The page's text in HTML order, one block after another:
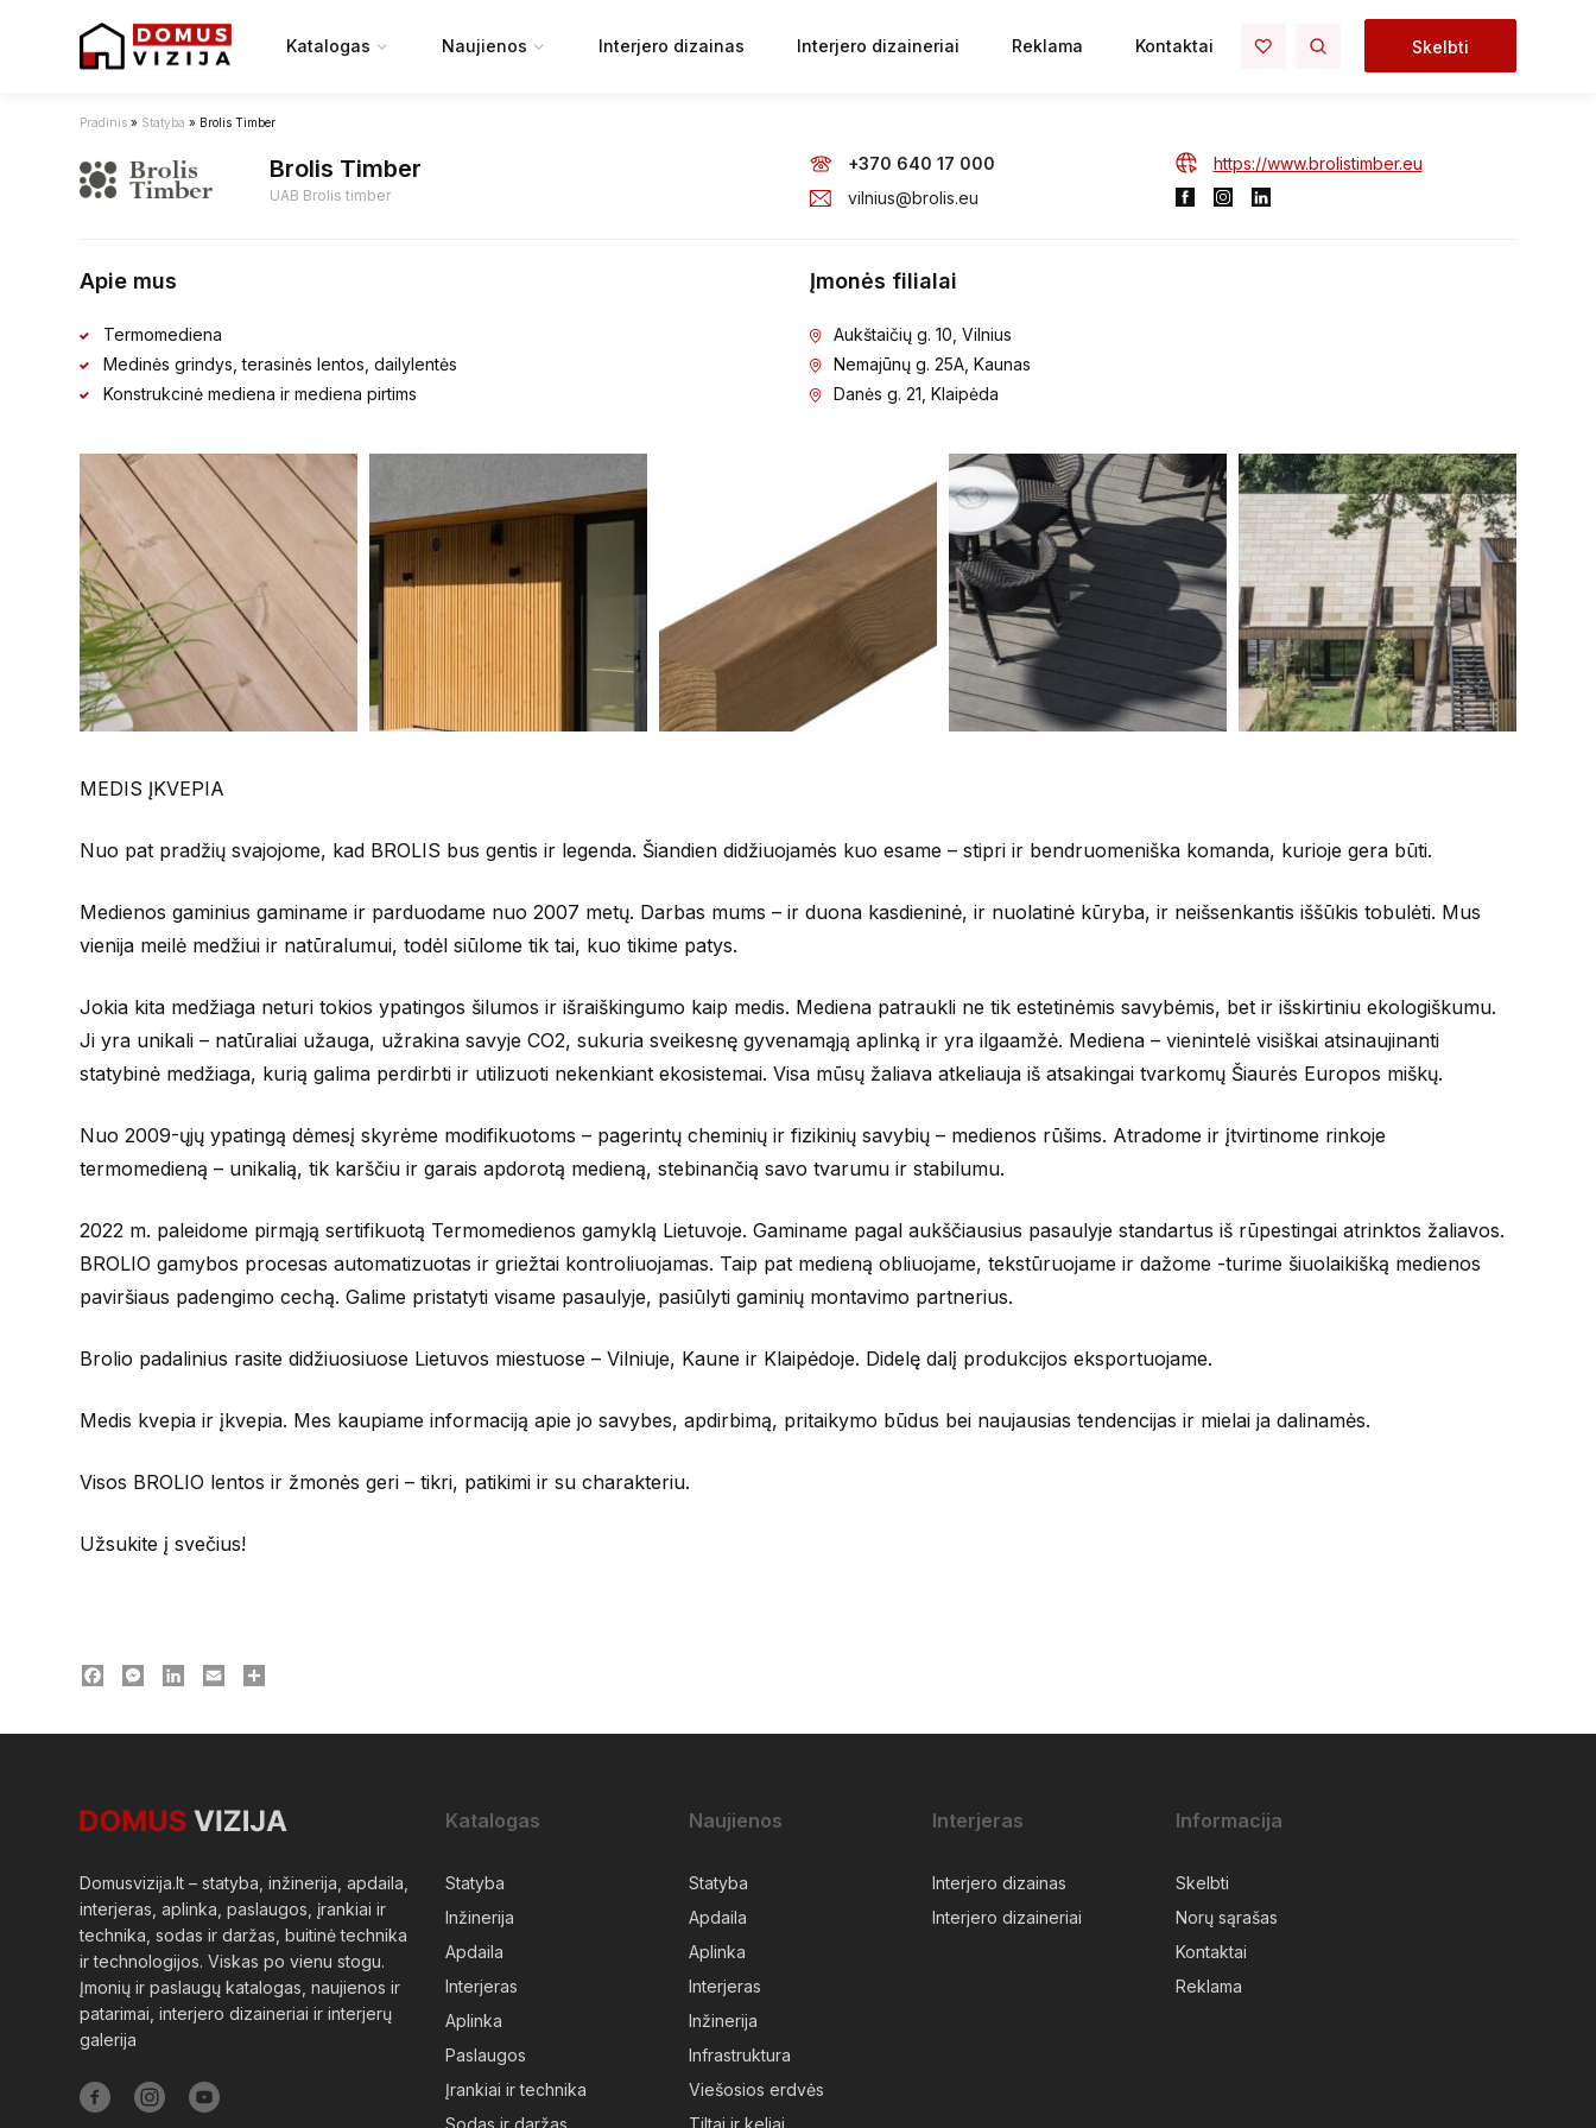
Katalogas Naujienos Interjero dizainas Interjero dizaineriai Reklama Kontaktai Skelbti
Pradinis » Statyba » Brolis Timber
Brolis Timber
UAB Brolis timber
+370 640 17 000
vilnius@brolis.eu
https://www.brolistimber.eu
Apie mus
Termomediena
Medinės grindys, terasinės lentos, dailylentės
Konstrukcinė mediena ir mediena pirtims
Įmonės filialai
Aukštaičių g. 10, Vilnius
Nemajūnų g. 25A, Kaunas
Danės g. 21, Klaipėda
MEDIS ĮKVEPIA
Nuo pat pradžių svajojome, kad BROLIS bus gentis ir legenda. Šiandien didžiuojamės kuo esame – stipri ir bendruomeniška komanda, kurioje gera būti.
Medienos gaminius gaminame ir parduodame nuo 2007 metų. Darbas mums – ir duona kasdieninė, ir nuolatinė kūryba, ir neišsenkantis iššūkis tobulėti. Mus
vienija meilė medžiui ir natūralumui, todėl siūlome tik tai, kuo tikime patys.
Jokia kita medžiaga neturi tokios ypatingos šilumos ir išraiškingumo kaip medis. Mediena patraukli ne tik estetinėmis savybėmis, bet ir išskirtiniu ekologiškumu.
Ji yra unikali – natūraliai užauga, užrakina savyje CO2, sukuria sveikesnę gyvenamąją aplinką ir yra ilgaamžė. Mediena – vienintelė visiškai atsinaujinanti
statybinė medžiaga, kurią galima perdirbti ir utilizuoti nekenkiant ekosistemai. Visa mūsų žaliava atkeliauja iš atsakingai tvarkomų Šiaurės Europos miškų.
Nuo 2009-ųjų ypatingą dėmesį skyrėme modifikuotoms – pagerintų cheminių ir fizikinių savybių – medienos rūšims. Atradome ir įtvirtinome rinkoje
termomedieną – unikalią, tik karščiu ir garais apdorotą medieną, stebinančią savo tvarumu ir stabilumu.
2022 m. paleidome pirmąją sertifikuotą Termomedienos gamyklą Lietuvoje. Gaminame pagal aukščiausius pasaulyje standartus iš rūpestingai atrinktos žaliavos.
BROLIO gamybos procesas automatizuotas ir griežtai kontroliuojamas. Taip pat medieną obliuojame, tekstūruojame ir dažome -turime šiuolaikišką medienos
paviršiaus padengimo cechą. Galime pristatyti visame pasaulyje, pasiūlyti gaminių montavimo partnerius.
Brolio padalinius rasite didžiuosiuose Lietuvos miestuose – Vilniuje, Kaune ir Klaipėdoje. Didelę dalį produkcijos eksportuojame.
Medis kvepia ir įkvepia. Mes kaupiame informaciją apie jo savybes, apdirbimą, pritaikymo būdus bei naujausias tendencijas ir mielai ja dalinamės.
Visos BROLIO lentos ir žmonės geri – tikri, patikimi ir su charakteriu.
Užsukite į svečius!
FacebookMessengerLinkedInEmail
Domusvizija.lt – statyba, inžinerija, apdaila,
interjeras, aplinka, paslaugos, įrankiai ir
technika, sodas ir daržas, buitinė technika
ir technologijos. Viskas po vienu stogu.
Įmonių ir paslaugų katalogas, naujienos ir
patarimai, interjero dizaineriai ir interjerų
galerija
Katalogas
Statyba
Inžinerija
Apdaila
Interjeras
Aplinka
Paslaugos
Įrankiai ir technika
Sodas ir daržas
Naujienos
Statyba
Apdaila
Aplinka
Interjeras
Inžinerija
Infrastruktura
Viešosios erdvės
Tiltai ir keliai
Interjeras
Interjero dizainas
Interjero dizaineriai
Informacija
Skelbti
Norų sąrašas
Kontaktai
Reklama